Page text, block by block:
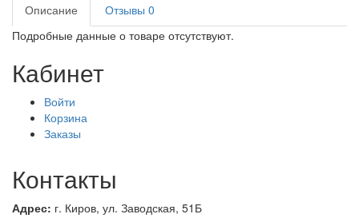
Описание
Отзывы 0
Подробные данные о товаре отсутствуют.
Кабинет
Войти
Корзина
Заказы
Контакты
Адрес: г. Киров, ул. Заводская, 51Б